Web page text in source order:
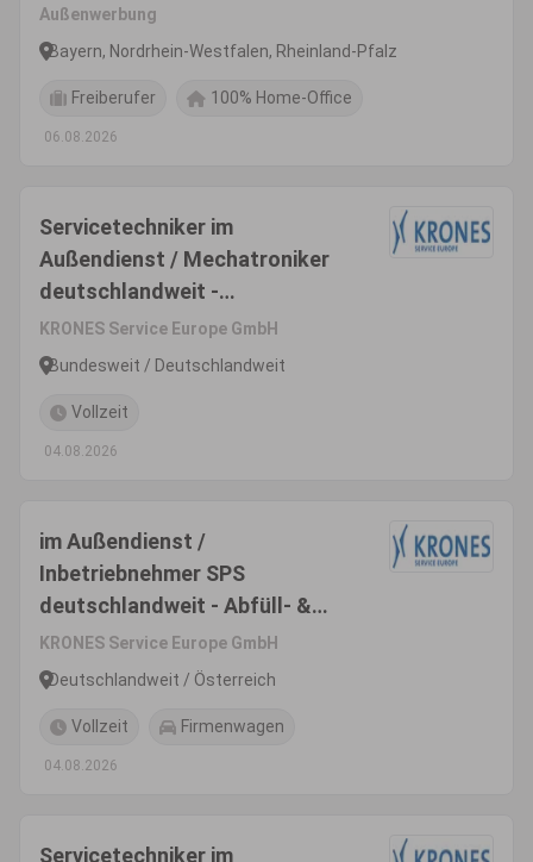
Außenwerbung
Bayern, Nordrhein-Westfalen, Rheinland-Pfalz
Freiberufer 100% Home-Office
06.08.2026
Servicetechniker im
Außendienst / Mechatroniker
deutschlandweit -
Inbetriebnahme & Montage
(m/w/d)
KRONES Service Europe GmbH
Bundesweit / Deutschlandweit
Vollzeit
04.08.2026
im Außendienst /
Inbetriebnehmer SPS
deutschlandweit - Abfüll- &
Verpackungsanlagen (m/w/d)
KRONES Service Europe GmbH
Deutschlandweit / Österreich
Vollzeit Firmenwagen
04.08.2026
Servicetechniker im